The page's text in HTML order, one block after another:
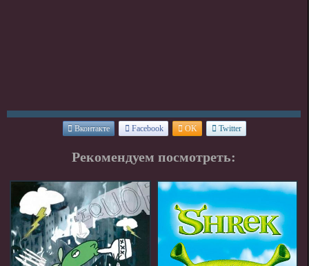
Вконтакте Facebook OK Twitter
Рекомендуем посмотреть: